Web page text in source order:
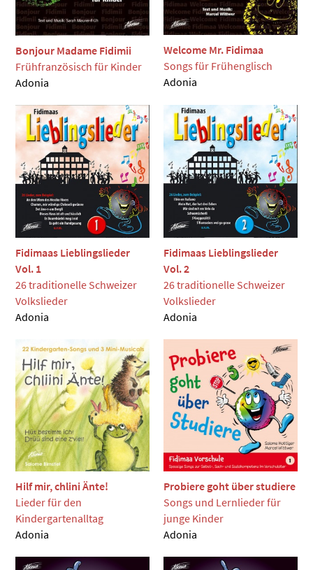
Bonjour Madame Fidimii
Frühfranzösisch für Kinder
Adonia
Welcome Mr. Fidimaa
Songs für Frühenglisch
Adonia
Fidimaas Lieblingslieder
Vol. 1
26 traditionelle Schweizer
Volkslieder
Adonia
Fidimaas Lieblingslieder
Vol. 2
26 traditionelle Schweizer
Volkslieder
Adonia
Hilf mir, chlini Änte!
Lieder für den
Kindergartenalltag
Adonia
Probiere goht über studiere
Songs und Lernlieder für
junge Kinder
Adonia